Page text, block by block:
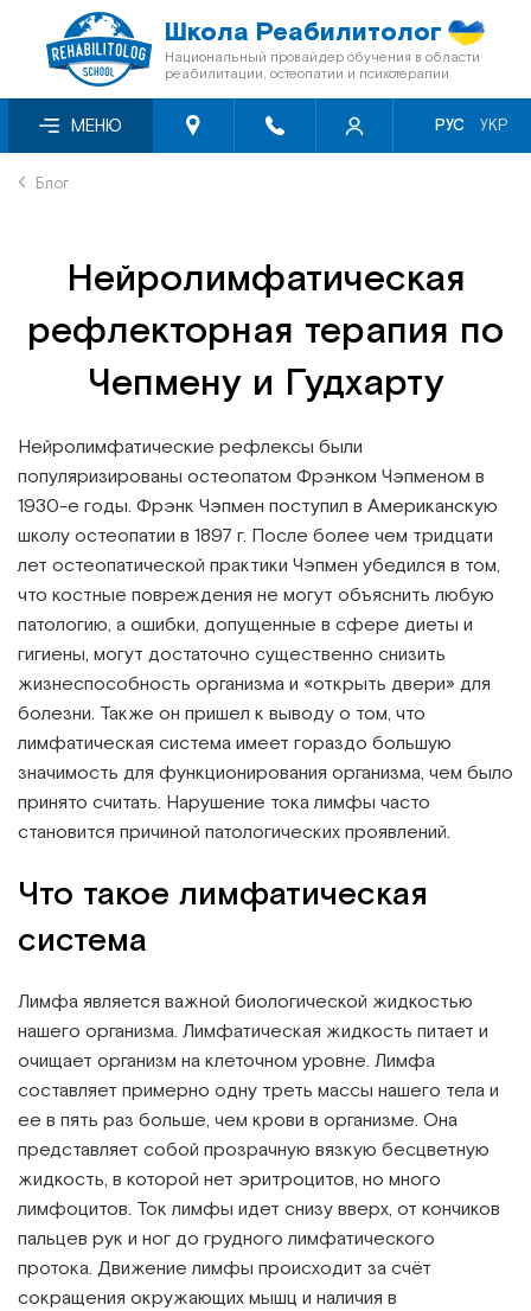
Школа Реабилитолог
Национальный провайдер обучения в области
реабилитации, остеопатии и психотерапии
МЕНЮ РУС УКР
Блог
Нейролимфатическая
рефлекторная терапия по
Чепмену и Гудхарту
Нейролимфатические рефлексы были
популяризированы остеопатом Фрэнком Чэпменом в
1930-е годы. Фрэнк Чэпмен поступил в Американскую
школу остеопатии в 1897 г. После более чем тридцати
лет остеопатической практики Чэпмен убедился в том,
что костные повреждения не могут объяснить любую
патологию, а ошибки, допущенные в сфере диеты и
гигиены, могут достаточно существенно снизить
жизнеспособность организма и «открыть двери» для
болезни. Также он пришел к выводу о том, что
лимфатическая система имеет гораздо большую
значимость для функционирования организма, чем было
принято считать. Нарушение тока лимфы часто
становится причиной патологических проявлений.
Что такое лимфатическая
система
Лимфа является важной биологической жидкостью
нашего организма. Лимфатическая жидкость питает и
очищает организм на клеточном уровне. Лимфа
составляет примерно одну треть массы нашего тела и
ее в пять раз больше, чем крови в организме. Она
представляет собой прозрачную вязкую бесцветную
жидкость, в которой нет эритроцитов, но много
лимфоцитов. Ток лимфы идет снизу вверх, от кончиков
пальцев рук и ног до грудного лимфатического
протока. Движение лимфы происходит за счёт
сокращения окружающих мышц и наличия в
Блог
Сертификация
Скидки
Сотрудничество с фондами
Институт Апледжера
Институт Барраля
FAQ
Семинары месяца со скидкой -50%
Онлайн-семинары
Перечень мероприятий БПР
Мануальная терапия
Краниосакральная терапия
Прикладная кинезиология
Кинезиотейпинг
Психология, психотерапия
Массаж
Реабилитация
Остеопатические манипуляции по
Видеосеминары
Книги «Мультиметод»